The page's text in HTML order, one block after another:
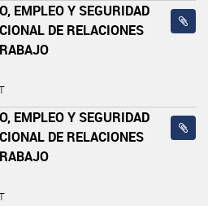
EMPLEO Y SEGURIDAD
DE RELACIONES
EMPLEO Y SEGURIDAD
DE RELACIONES